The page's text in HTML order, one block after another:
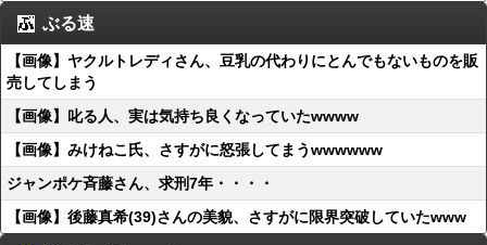
ぶる速
【画像】ヤクルトレディさん、豆乳の代わりにとんでもないものを販
売してしまう
【画像】叱る人、実は気持ち良くなっていたwwww
【画像】みけねこ氏、さすがに怒張してまうwwwwww
ジャンポケ斉藤さん、求刑7年・・・・
【画像】後藤真希(39)さんの美貌、さすがに限界突破していたwww